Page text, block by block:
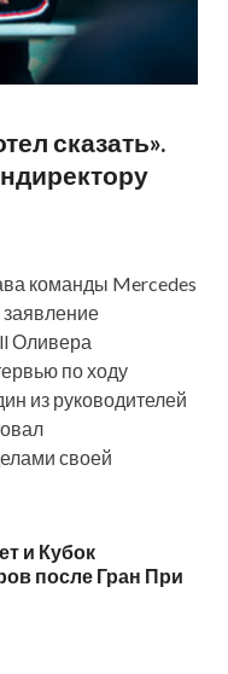
сказать».
команды Mercedes
Оливера
по ходу
из руководителей
своей
и Кубок
после Гран При